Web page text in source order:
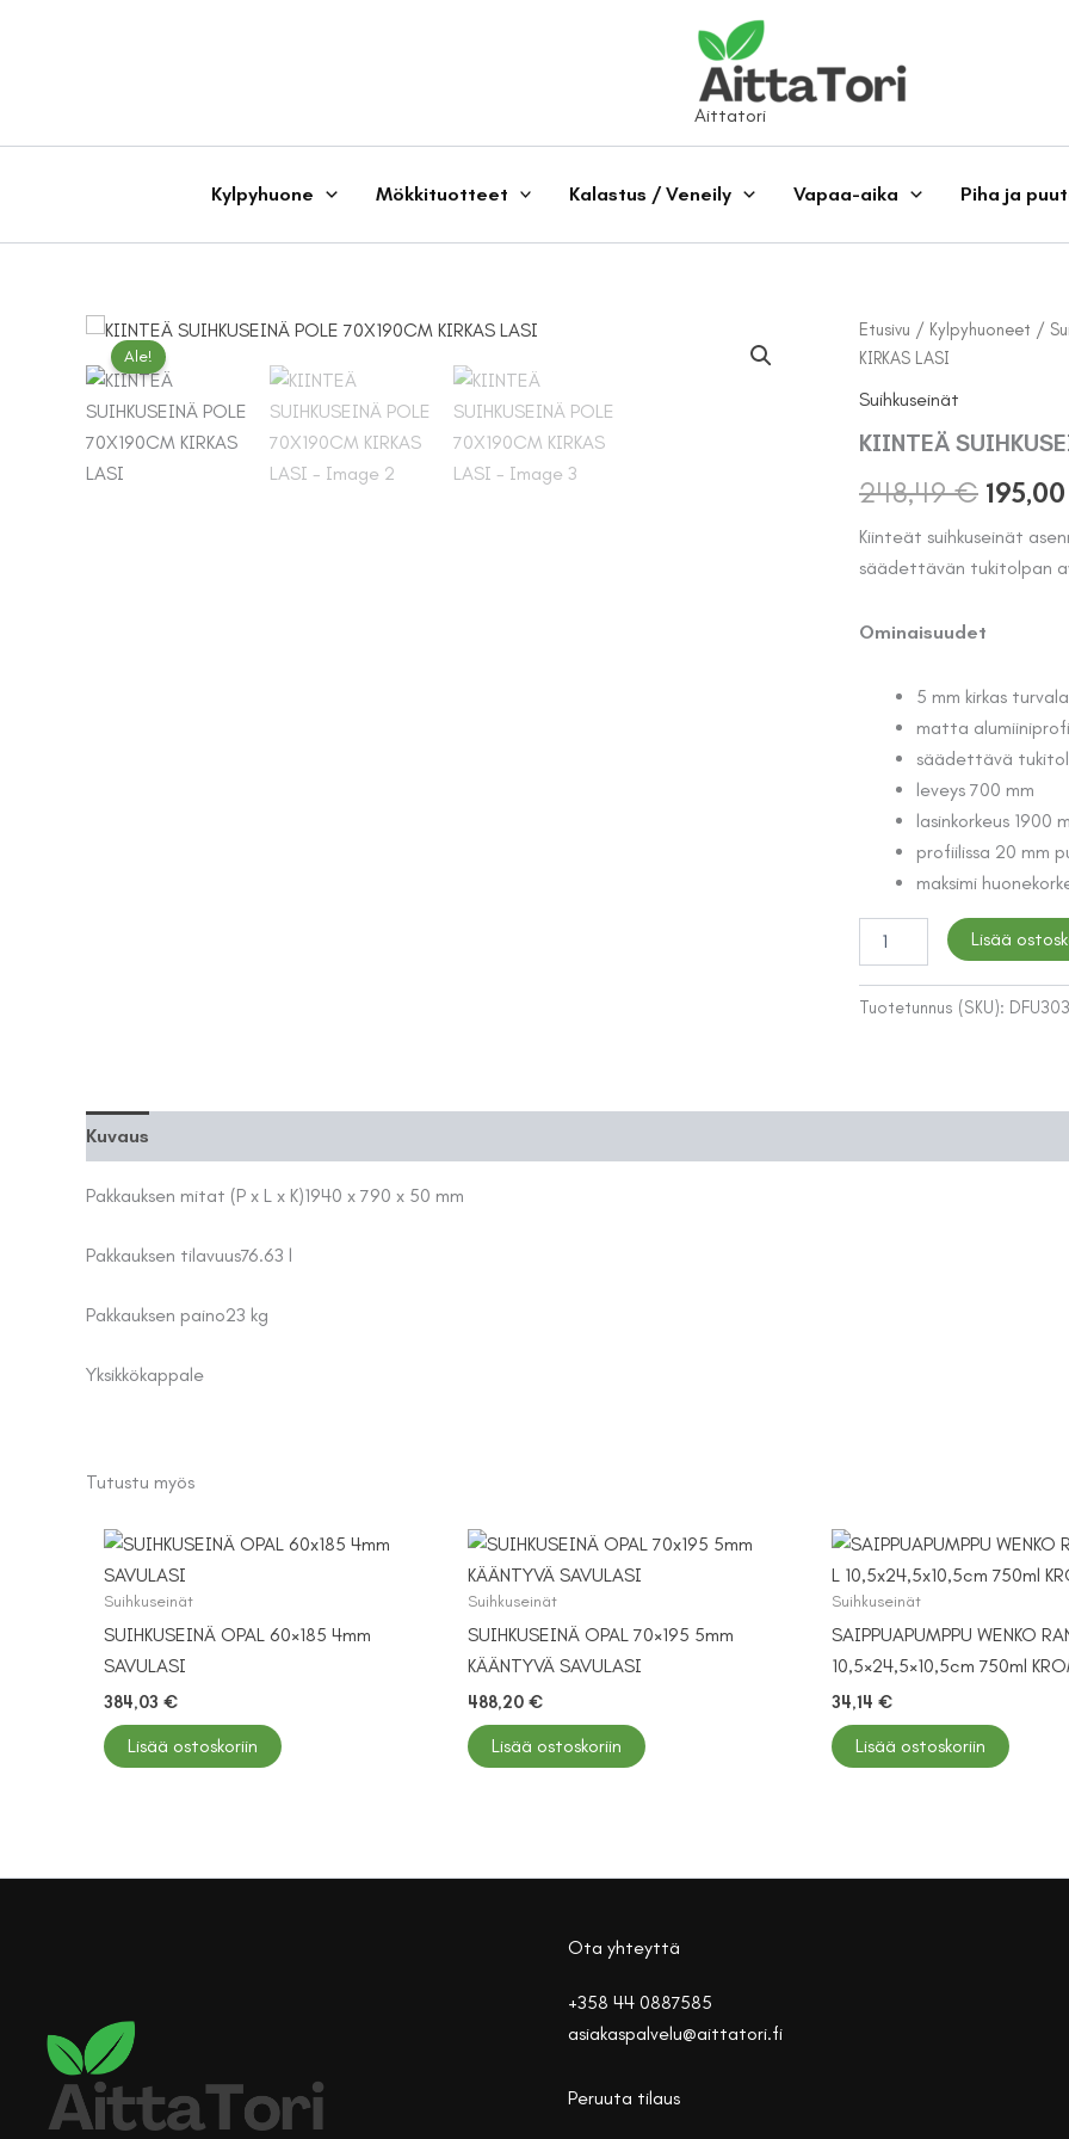
Aittatori
Kylpyhuone Mökkituotteet Kalastus / Veneily Vapaa-aika Piha ja
Ale!
Etusivu / Kylpyhuoneet /
KIRKAS LASI
Suihkuseinät
KIINTEÄ
248,49€
hinta
oli:
195,00
Kiinteät suihkuseinät
säädettävän tukitolpan
Ominaisuudet
5 mm kirkas
matta
säädettävä
leveys 700 mm
lasinkorkeus 1900
profiilissa 20 mm
maksimi
SUIHKUSEINÄ
70X190CM
Lisää
Tuotetunnus (SKU): DFU303
Kuvaus
Pakkauksen mitat (P x L x K)1940 x 790 x 50 mm
Pakkauksen tilavuus76.63 l
Pakkauksen paino23 kg
Yksikkökappale
Tutustu myös
Suihkuseinät
SUIHKUSEINÄ OPAL 60×185 4mm
SAVULASI
384,03 €
Lisää ostoskoriin
Suihkuseinät
SUIHKUSEINÄ OPAL 70×195 5mm
KÄÄNTYVÄ SAVULASI
488,20 €
Lisää ostoskoriin
Suihkuseinät
SAIPPUAPUMPPU WENKO
10,5×24,5×10,5cm 750ml
34,14 €
Lisää ostoskoriin
Ota yhteyttä
+358 44 0887585
asiakaspalvelu@aittatori.fi
Peruuta tilaus